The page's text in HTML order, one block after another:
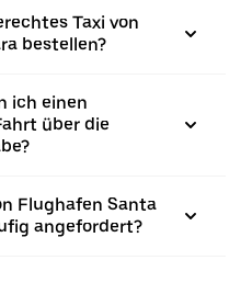
Taxi von
bestellen?
ich einen
über die
Flughafen Santa
angefordert?